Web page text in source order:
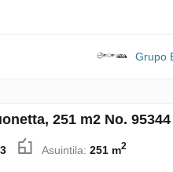
Grupo
251 m2 No. 95344
3 Asuintila: 251 m2